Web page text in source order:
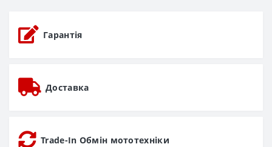
Гарантія
Доставка
Trade-In Обмін мототехніки